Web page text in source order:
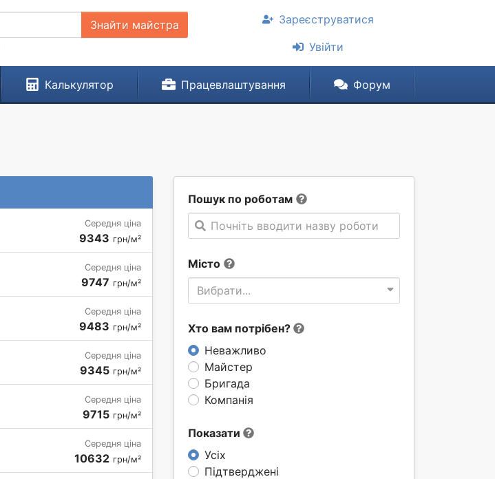
Знайти майстра
Зареєструватися
Увійти
Калькулятор Працевлаштування Форум
Пошук по роботам
Почніть вводити назву роботи
Місто
Вибрати...
Хто вам потрібен?
Неважливо
Майстер
Бригада
Компанія
Показати
Усіх
Підтверджені
Середня ціна
9343 грн/м²
Середня ціна
9747 грн/м²
Середня ціна
9483 грн/м²
Середня ціна
9345 грн/м²
Середня ціна
9715 грн/м²
Середня ціна
10632 грн/м²